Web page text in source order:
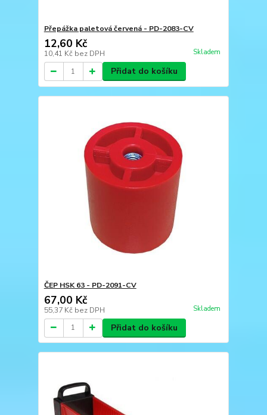
Přepážka paletová červená - PD-2083-CV
12,60 Kč
10,41 Kč bez DPH Skladem
Přidat do košíku
ČEP HSK 63 - PD-2091-CV
67,00 Kč
55,37 Kč bez DPH Skladem
Přidat do košíku